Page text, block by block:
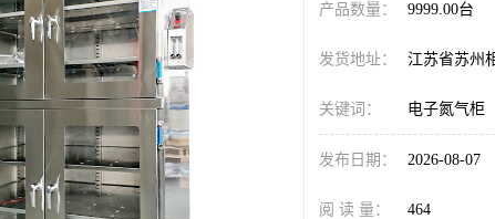
产品数量： 9999.00台
发货地址： 江苏省苏州
关键词： 电子氮气柜
发布日期： 2026-08-07
阅 读 量： 464